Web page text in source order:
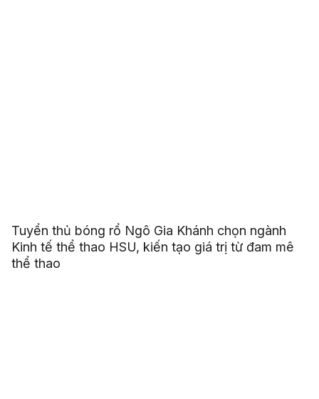
Tuyển thủ bóng rổ Ngô Gia Khánh chọn ngành
Kinh tế thể thao HSU, kiến tạo giá trị từ đam mê
thể thao